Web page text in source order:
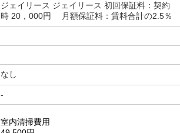
ジェイリース ジェイリース 初回保証料：契約
時 20，000円 月額保証料：賃料合計の2.5％
なし
-
室内清掃費用